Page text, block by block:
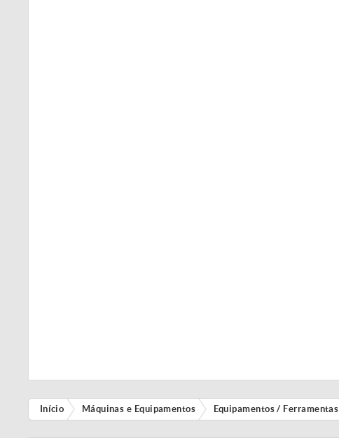
Início Máquinas e Equipamentos Equipamentos / Ferramentas